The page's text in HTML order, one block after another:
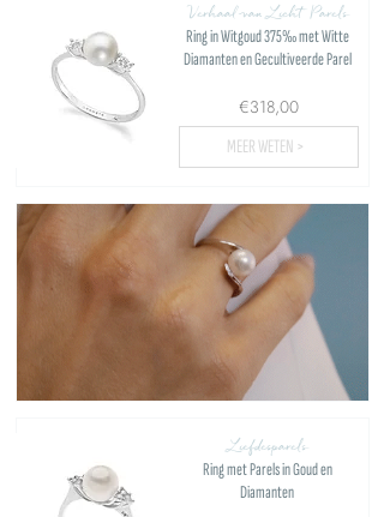
Verhaal van Licht Parels
Ring in Witgoud 375‰ met Witte
Diamanten en Gecultiveerde Parel
€318,00
MEER WETEN >
Liefdesparels
Ring met Parels in Goud en
Diamanten